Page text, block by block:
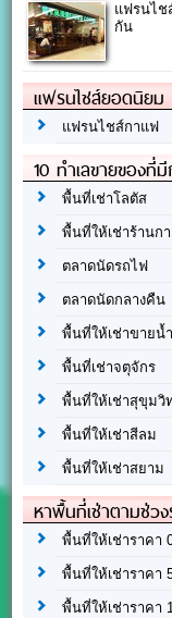
แฟรนไช
กัน
แฟรนไชส์ยอดนิยม
แฟรนไชส์กาแฟ
10 ทำเลขายของที่
พื้นที่เช่าโลตัส
พื้นที่ให้เช่าร้านก
ตลาดนัดรถไฟ
ตลาดนัดกลางคืน
พื้นที่ให้เช่าขายน้ำ
พื้นที่เช่าจตุจักร
พื้นที่ให้เช่าสุขุมวิ
พื้นที่ให้เช่าสีลม
พื้นที่ให้เช่าสยาม
หาพื้นที่เช่าตามช่ว
พื้นที่ให้เช่าราคา
พื้นที่ให้เช่าราคา
พื้นที่ให้เช่าราคา